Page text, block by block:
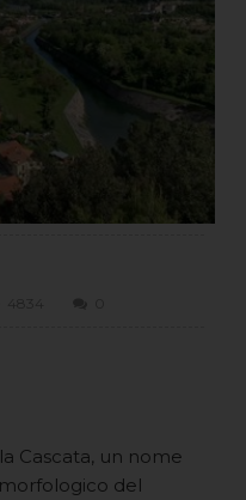
Cascata, un nome
del